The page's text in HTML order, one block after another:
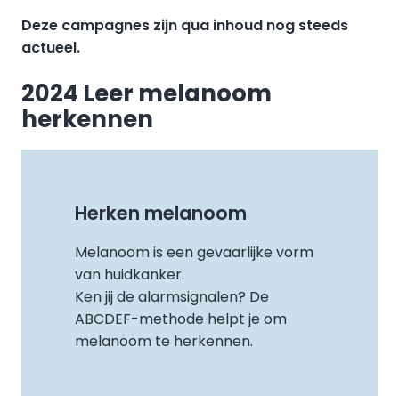
Deze campagnes zijn qua inhoud nog steeds
actueel.
2024 Leer melanoom
herkennen
Herken melanoom
Melanoom is een gevaarlijke vorm
van huidkanker.
Ken jij de alarmsignalen? De
ABCDEF-methode helpt je om
melanoom te herkennen.